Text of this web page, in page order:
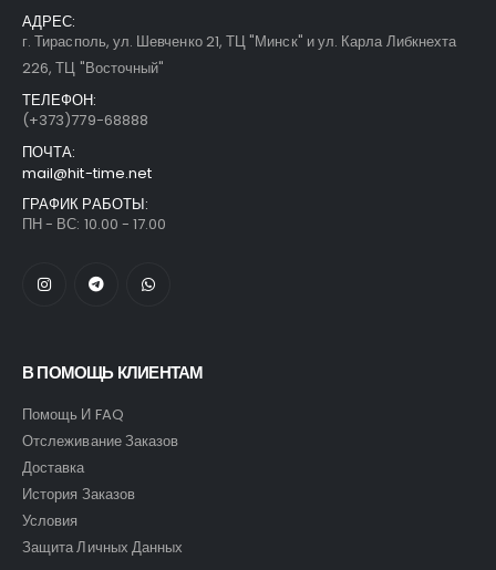
АДРЕС:
г. Тирасполь, ул. Шевченко 21, ТЦ "Минск" и ул. Карла Либкнехта
226, ТЦ "Восточный"
ТЕЛЕФОН:
(+373)779-68888
ПОЧТА:
mail@hit-time.net
ГРАФИК РАБОТЫ:
ПН - ВС: 10.00 - 17.00
В ПОМОЩЬ КЛИЕНТАМ
Помощь И FAQ
Отслеживание Заказов
Доставка
История Заказов
Условия
Защита Личных Данных